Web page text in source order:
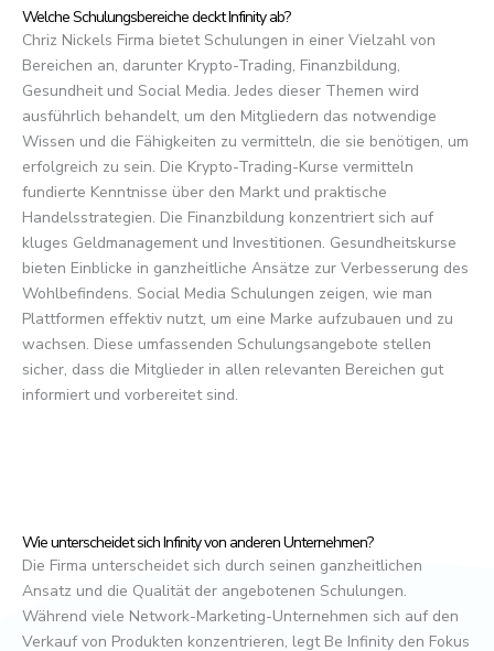
Welche Schulungsbereiche deckt Infinity ab?
Chriz Nickels Firma bietet Schulungen in einer Vielzahl von
Bereichen an, darunter Krypto-Trading, Finanzbildung,
Gesundheit und Social Media. Jedes dieser Themen wird
ausführlich behandelt, um den Mitgliedern das notwendige
Wissen und die Fähigkeiten zu vermitteln, die sie benötigen, um
erfolgreich zu sein. Die Krypto-Trading-Kurse vermitteln
fundierte Kenntnisse über den Markt und praktische
Handelsstrategien. Die Finanzbildung konzentriert sich auf
kluges Geldmanagement und Investitionen. Gesundheitskurse
bieten Einblicke in ganzheitliche Ansätze zur Verbesserung des
Wohlbefindens. Social Media Schulungen zeigen, wie man
Plattformen effektiv nutzt, um eine Marke aufzubauen und zu
wachsen. Diese umfassenden Schulungsangebote stellen
sicher, dass die Mitglieder in allen relevanten Bereichen gut
informiert und vorbereitet sind.
Wie unterscheidet sich Infinity von anderen Unternehmen?
Die Firma unterscheidet sich durch seinen ganzheitlichen
Ansatz und die Qualität der angebotenen Schulungen.
Während viele Network-Marketing-Unternehmen sich auf den
Verkauf von Produkten konzentrieren, legt Be Infinity den Fokus